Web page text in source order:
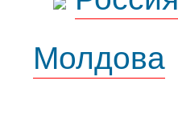
Молдова